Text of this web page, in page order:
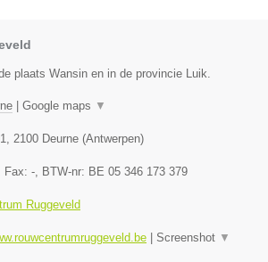
plaats Wansin en in de provincie Luik.
Google maps ▼
, 2100 Deurne (Antwerpen)
Fax: -, BTW-nr: BE 05 346 173 379
Ruggeveld
Screenshot ▼